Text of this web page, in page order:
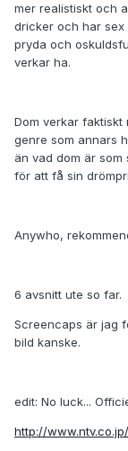
mer realistiskt och
dricker och har sex
pryda och
verkar ha.
Dom verkar faktiskt
genre som annars
än vad dom är
för att få sin
Anywho,
6 avsnitt ute so far.
Screencaps är jag
bild kanske.
edit: No luck...
http://